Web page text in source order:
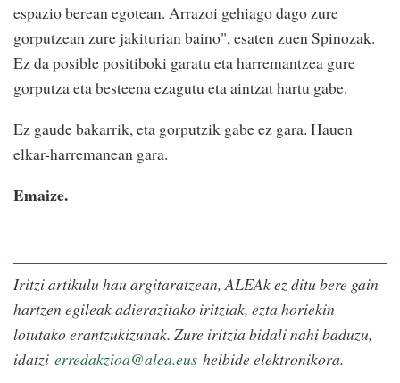
espazio berean egotean. Arrazoi gehiago dago zure
gorputzean zure jakiturian baino", esaten zuen Spinozak.
Ez da posible positiboki garatu eta harremantzea gure
gorputza eta besteena ezagutu eta aintzat hartu gabe.
Ez gaude bakarrik, eta gorputzik gabe ez gara. Hauen
elkar-harremanean gara.
Emaize.
Iritzi artikulu hau argitaratzean, ALEAk ez ditu bere gain
hartzen egileak adierazitako iritziak, ezta horiekin
lotutako erantzukizunak. Zure iritzia bidali nahi baduzu,
idatzi erredakzioa@alea.eus helbide elektronikora.